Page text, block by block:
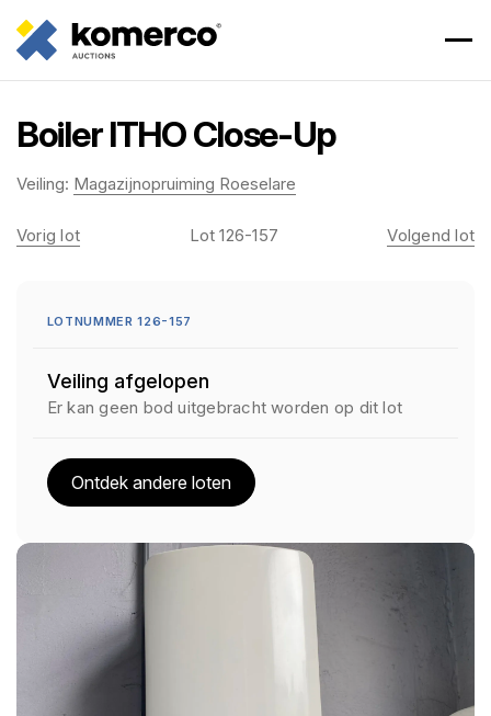
Boiler ITHO Close-Up
Veiling: Magazijnopruiming Roeselare
Vorig lot Lot 126-157 Volgend lot
LOTNUMMER 126-157
Veiling afgelopen
Er kan geen bod uitgebracht worden op dit lot
Ontdek andere loten